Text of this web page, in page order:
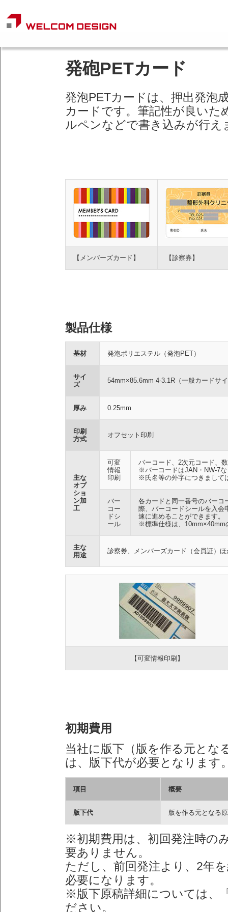
発砲PETカード
発泡PETカードは、押出発泡
カードです。筆記性が良い
ルペンなどで書き込みが行え
【メンバーズカード】 【診察券】
製品仕様
基材 発泡ポリエステル（発泡PET）
サイ
ズ
54mm×85.6mm 4-3.1R（一般カードサ
厚み 0.25mm
印刷
方式
オフセット印刷
主な
オプ
ショ
ン加
工
可変
情報
印刷
バーコード、2次元コード、
※バーコードはJAN・NW-7
※氏名等の外字につきまして
バー
コー
ドシ
ール
各カードと同一番号のバーコ
際、バーコードシールを入会
速に進めることができます。
※標準仕様は、10mm×40mm
主な
用途
診察券、メンバーズカード（会員証）ほ
【可変情報印刷】
初期費用
当社に版下（版を作る元とな
は、版下代が必要となります
項目 概要
版下代 版を作る元となる
※初期費用は、初回発注時の
要ありません。
ただし、前回発注より、2年
必要になります。
※版下原稿詳細については、
ださい。